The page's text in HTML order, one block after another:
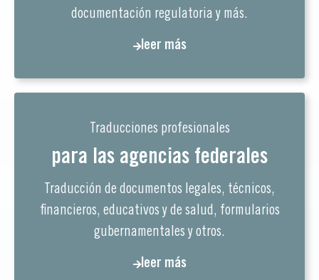
documentación regulatoria y más.
leer más
Traducciones profesionales
para las agencias federales
Traducción de documentos legales, técnicos,
financieros, educativos y de salud, formularios
gubernamentales y otros.
leer más